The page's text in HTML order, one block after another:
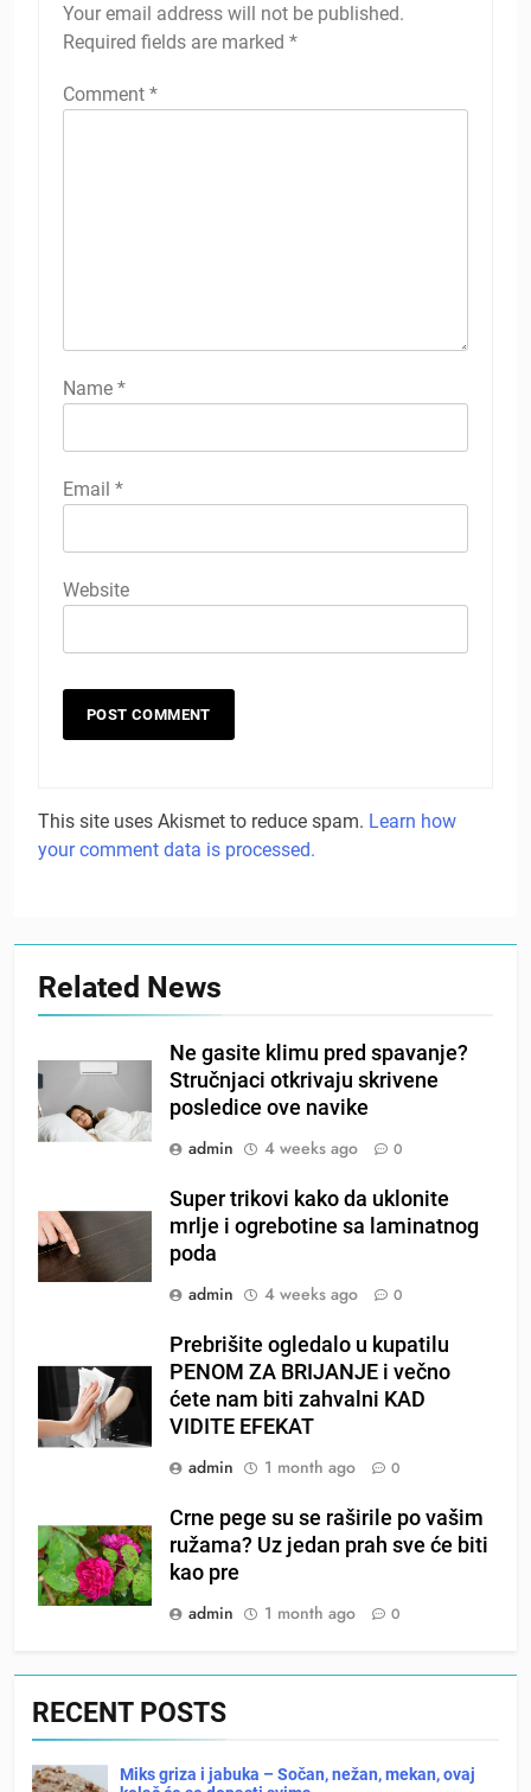
Your email address will not be published.
Required fields are marked *
Comment *
Name *
Email *
Website
This site uses Akismet to reduce spam. Learn how
your comment data is processed.
Related News
Ne gasite klimu pred spavanje?
Stručnjaci otkrivaju skrivene
posledice ove navike
admin
4 weeks ago 0
Super trikovi kako da uklonite
mrlje i ogrebotine sa laminatnog
poda
admin
4 weeks ago 0
Prebrišite ogledalo u kupatilu
PENOM ZA BRIJANJE i večno
ćete nam biti zahvalni KAD
VIDITE EFEKAT
admin
1 month ago 0
Crne pege su se raširile po vašim
ružama? Uz jedan prah sve će biti
kao pre
admin
1 month ago 0
RECENT POSTS
Miks griza i jabuka – Sočan, nežan, mekan, ovaj